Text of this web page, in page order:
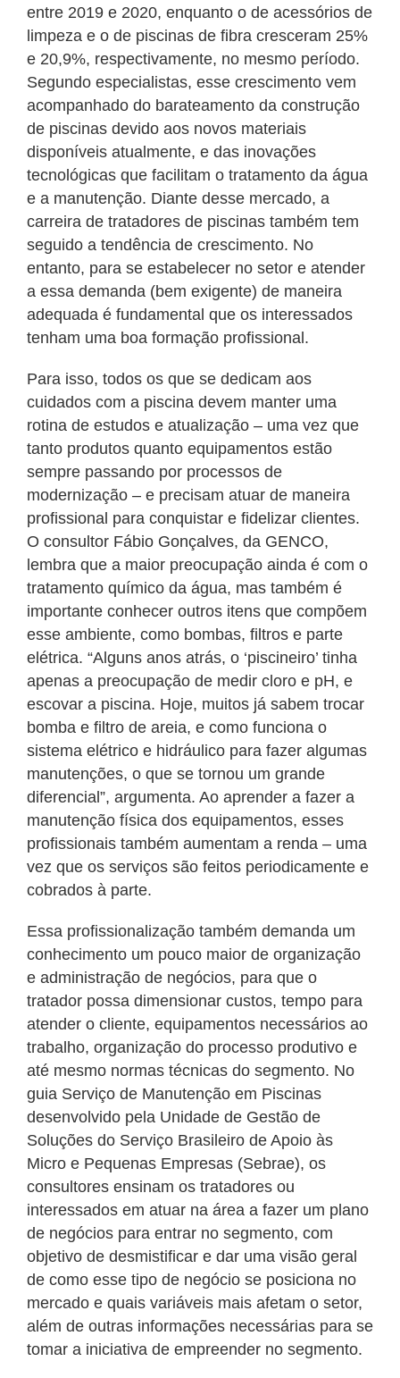
entre 2019 e 2020, enquanto o de acessórios de
limpeza e o de piscinas de fibra cresceram 25%
e 20,9%, respectivamente, no mesmo período.
Segundo especialistas, esse crescimento vem
acompanhado do barateamento da construção
de piscinas devido aos novos materiais
disponíveis atualmente, e das inovações
tecnológicas que facilitam o tratamento da água
e a manutenção. Diante desse mercado, a
carreira de tratadores de piscinas também tem
seguido a tendência de crescimento. No
entanto, para se estabelecer no setor e atender
a essa demanda (bem exigente) de maneira
adequada é fundamental que os interessados
tenham uma boa formação profissional.
Para isso, todos os que se dedicam aos
cuidados com a piscina devem manter uma
rotina de estudos e atualização – uma vez que
tanto produtos quanto equipamentos estão
sempre passando por processos de
modernização – e precisam atuar de maneira
profissional para conquistar e fidelizar clientes.
O consultor Fábio Gonçalves, da GENCO,
lembra que a maior preocupação ainda é com o
tratamento químico da água, mas também é
importante conhecer outros itens que compõem
esse ambiente, como bombas, filtros e parte
elétrica. “Alguns anos atrás, o ‘piscineiro’ tinha
apenas a preocupação de medir cloro e pH, e
escovar a piscina. Hoje, muitos já sabem trocar
bomba e filtro de areia, e como funciona o
sistema elétrico e hidráulico para fazer algumas
manutenções, o que se tornou um grande
diferencial”, argumenta. Ao aprender a fazer a
manutenção física dos equipamentos, esses
profissionais também aumentam a renda – uma
vez que os serviços são feitos periodicamente e
cobrados à parte.
Essa profissionalização também demanda um
conhecimento um pouco maior de organização
e administração de negócios, para que o
tratador possa dimensionar custos, tempo para
atender o cliente, equipamentos necessários ao
trabalho, organização do processo produtivo e
até mesmo normas técnicas do segmento. No
guia Serviço de Manutenção em Piscinas
desenvolvido pela Unidade de Gestão de
Soluções do Serviço Brasileiro de Apoio às
Micro e Pequenas Empresas (Sebrae), os
consultores ensinam os tratadores ou
interessados em atuar na área a fazer um plano
de negócios para entrar no segmento, com
objetivo de desmistificar e dar uma visão geral
de como esse tipo de negócio se posiciona no
mercado e quais variáveis mais afetam o setor,
além de outras informações necessárias para se
tomar a iniciativa de empreender no segmento.